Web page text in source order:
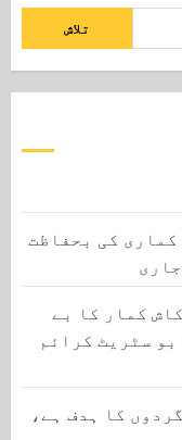
تلاش
کی بحفاظت
کمار کا بے
سٹریٹ کرائم
کا ہدف ہے،